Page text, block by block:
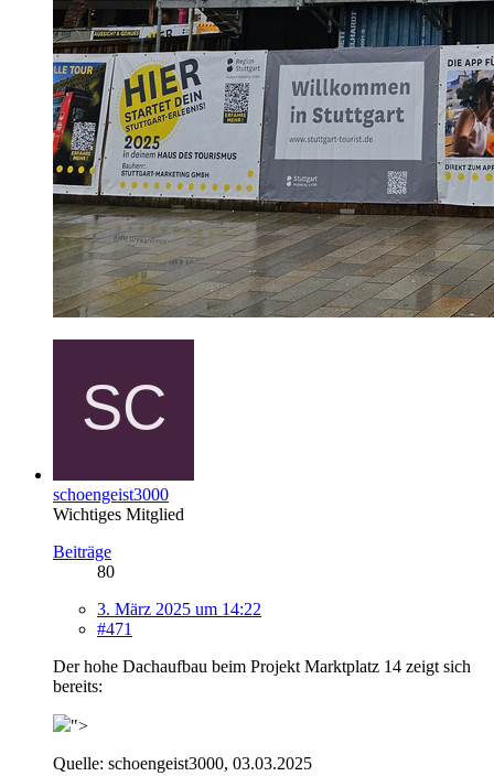
schoengeist3000
Wichtiges Mitglied
Beiträge
80
3. März 2025 um 14:22
#471
Der hohe Dachaufbau beim Projekt Marktplatz 14 zeigt sich
bereits:
">
Quelle: schoengeist3000, 03.03.2025